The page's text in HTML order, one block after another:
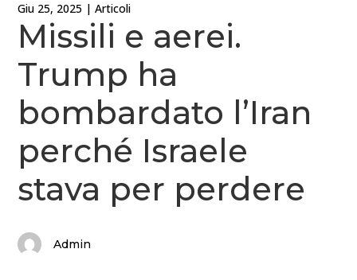
Giu 25, 2025 |Articoli
Missili e aerei.
Trump ha
bombardato l’Iran
perché Israele
stava per perdere
Admin